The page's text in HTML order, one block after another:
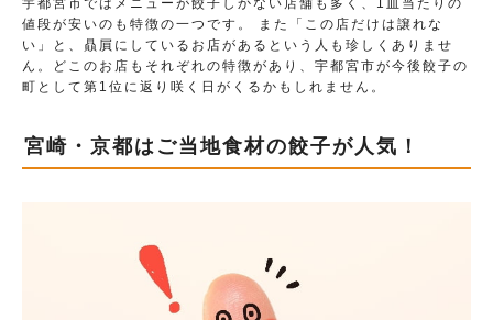
値段が安いのも特徴の一つです。 また「この店だけは譲れな
い」と、贔屓にしているお店があるという人も珍しくありませ
ん。どこのお店もそれぞれの特徴があり、宇都宮市が今後餃子の
町として第1位に返り咲く日がくるかもしれません。
宮崎・京都はご当地食材の餃子が人気！